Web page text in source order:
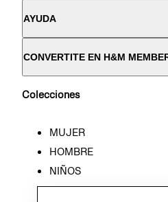
AYUDA
CONVERTITE EN H&M
Colecciones
MUJER
HOMBRE
NIÑOS
HOME